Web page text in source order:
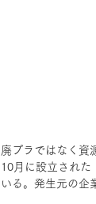
廃プラではなく資
10月に設立され
いる。発生元の企